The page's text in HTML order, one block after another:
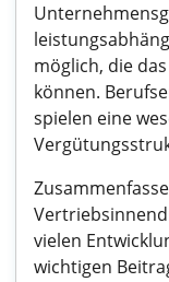
möglich, die
können.
spielen eine
vielen
wichtigen